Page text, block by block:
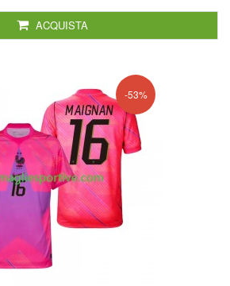
ACQUISTA
-53%